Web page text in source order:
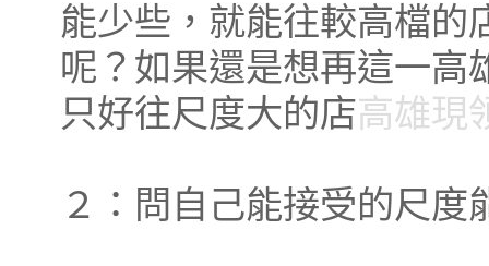
能少些，就能往較高檔的
呢？如果還是想再這一高
只好往尺度大的店高雄現
２：問自己能接受的尺度